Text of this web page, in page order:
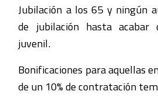
Jubilación a los 65 y ningún
de jubilación hasta acabar
juvenil.
Bonificaciones para aquellas
de un 10% de contratación